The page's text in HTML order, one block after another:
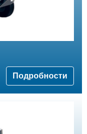
Подробности